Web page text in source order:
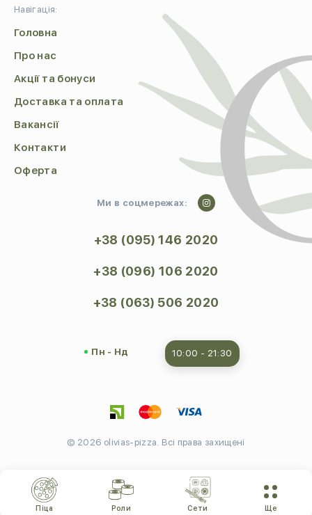
Піца Роли Cети Ще
Навігація:
Головна
Про нас
Акції та бонуси
Доставка та оплата
Вакансії
Контакти
Оферта
Ми в соцмережах:
+38 (095) 146 2020
+38 (096) 106 2020
+38 (063) 506 2020
Пн - Нд 10:00 - 21:30
© 2026 olivias-pizza. Всі права захищені